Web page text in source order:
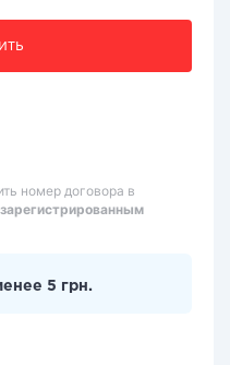
номер договора в
5 грн.